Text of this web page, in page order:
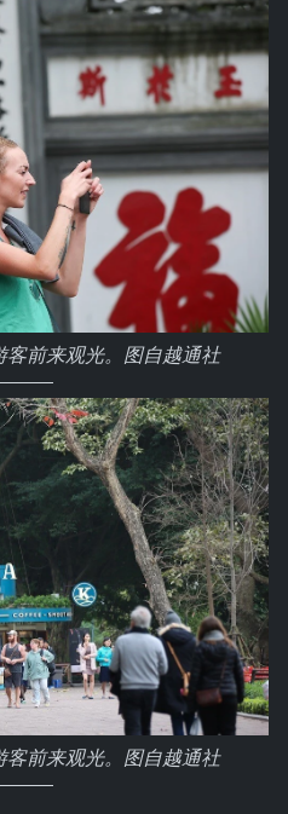
前来观光。图自越通社
前来观光。图自越通社